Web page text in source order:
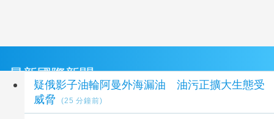
最新國際新聞
疑俄影子油輪阿曼外海漏油 油污正擴大生態受
威脅
(25 分鐘前)